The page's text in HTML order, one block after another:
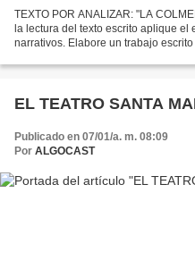
TEXTO POR ANALIZAR: "LA
la lectura del texto escrito aplique
narrativos. Elabore un trabajo
EL TEATRO SANTA
Publicado en 07/01/a. m. 08:09
Por ALGOCAST